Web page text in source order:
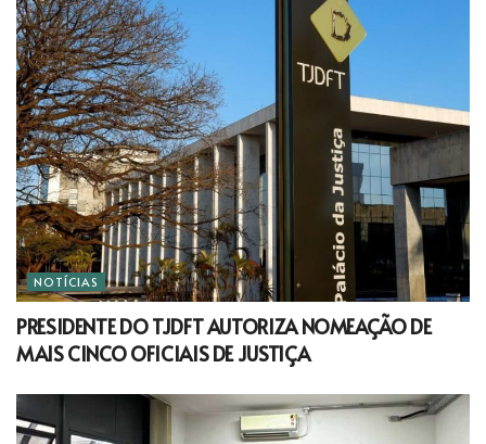
NOTÍCIAS
PRESIDENTE DO TJDFT AUTORIZA NOMEAÇÃO DE
MAIS CINCO OFICIAIS DE JUSTIÇA